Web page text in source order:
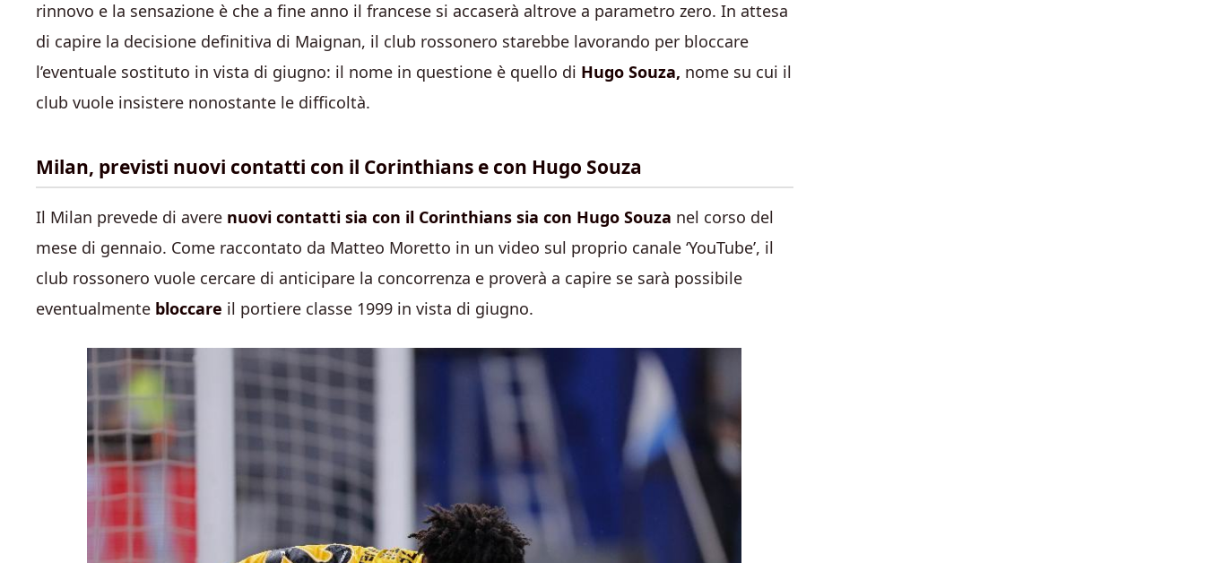
rinnovo e la sensazione è che a fine anno il francese si accaserà altrove a parametro zero. In attesa
di capire la decisione definitiva di Maignan, il club rossonero starebbe lavorando per bloccare
l’eventuale sostituto in vista di giugno: il nome in questione è quello di Hugo Souza, nome su cui il
club vuole insistere nonostante le difficoltà.
Milan, previsti nuovi contatti con il Corinthians e con Hugo Souza
Il Milan prevede di avere nuovi contatti sia con il Corinthians sia con Hugo Souza nel corso del
mese di gennaio. Come raccontato da Matteo Moretto in un video sul proprio canale ‘YouTube’, il
club rossonero vuole cercare di anticipare la concorrenza e proverà a capire se sarà possibile
eventualmente bloccare il portiere classe 1999 in vista di giugno.